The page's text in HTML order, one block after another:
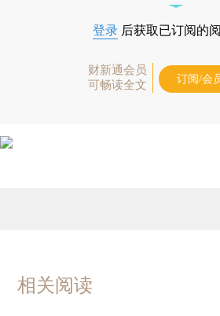
登录 后获取已订阅的
财新通会员
可畅读全文
订阅/会
相关阅读